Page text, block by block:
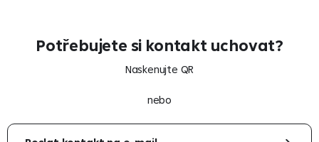
Potřebujete si kontakt uchovat?
Naskenujte QR
nebo